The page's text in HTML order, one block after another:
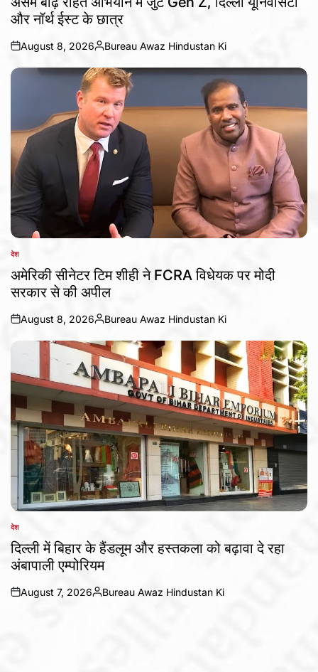
और नॉर्थ ईस्ट के छात्र
on
August 8, 2026
Posted
by
Bureau Awaz Hindustan Ki
POSTED
देश
अमेरिकी सीनेटर टिम शीही ने FCRA विधेयक पर मोदी
सरकार से की अपील
on
August 8, 2026
Posted
by
Bureau Awaz Hindustan Ki
POSTED
IN
देश
दिल्ली में बिहार के हैंडलूम और हस्तकला को बढ़ावा दे रहा
अंबापाली एम्पोरियम
on
August 7, 2026
Posted
Bureau Awaz Hindustan Ki